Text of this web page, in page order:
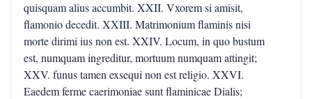
quisquam alius accumbit. XXII. Vxorem si amisit,
flamonio decedit. XXIII. Matrimonium flaminis nisi
morte dirimi ius non est. XXIV. Locum, in quo bustum
est, numquam ingreditur, mortuum numquam attingit;
XXV. funus tamen exsequi non est religio. XXVI.
Eaedem ferme caerimoniae sunt flaminicae Dialis;